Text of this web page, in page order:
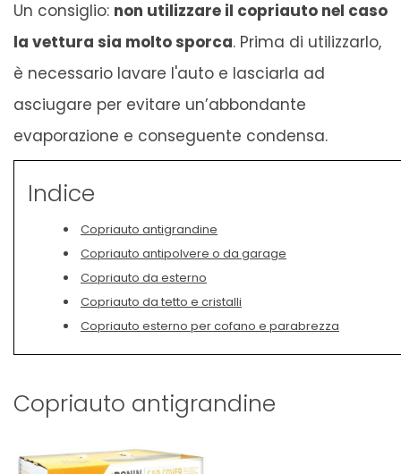
Un consiglio: non utilizzare il copriauto nel caso
la vettura sia molto sporca. Prima di utilizzarlo,
è necessario lavare l'auto e lasciarla ad
asciugare per evitare un’abbondante
evaporazione e conseguente condensa.
Indice
Copriauto antigrandine
Copriauto antipolvere o da garage
Copriauto da esterno
Copriauto da tetto e cristalli
Copriauto esterno per cofano e parabrezza
Copriauto antigrandine